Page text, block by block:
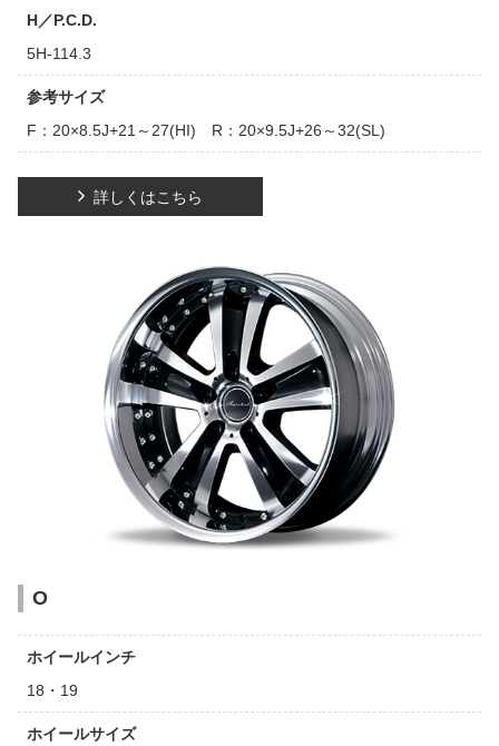
H／P.C.D.
5H-114.3
参考サイズ
F：20×8.5J+21～27(HI) R：20×9.5J+26～32(SL)
詳しくはこちら
O
ホイールインチ
18・19
ホイールサイズ